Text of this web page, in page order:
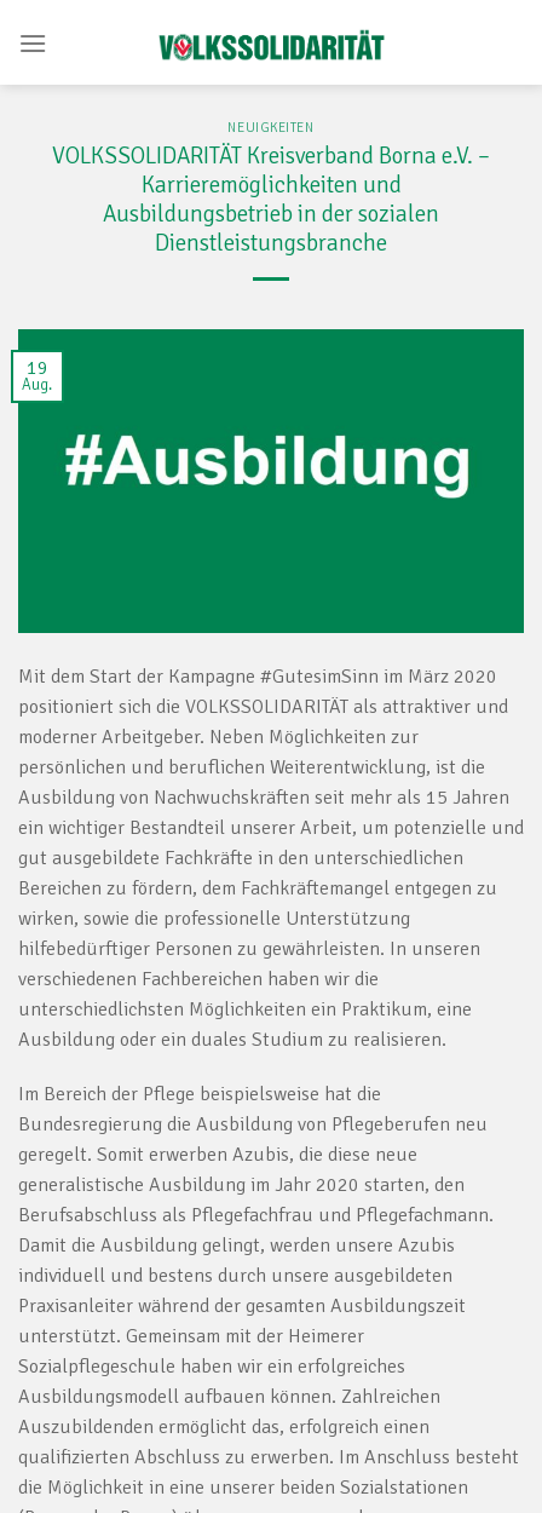
NEUIGKEITEN
VOLKSSOLIDARITÄT Kreisverband Borna e.V. –
Karrieremöglichkeiten und
Ausbildungsbetrieb in der sozialen
Dienstleistungsbranche
19
Aug.
Mit dem Start der Kampagne #GutesimSinn im März 2020
positioniert sich die VOLKSSOLIDARITÄT als attraktiver und
moderner Arbeitgeber. Neben Möglichkeiten zur
persönlichen und beruflichen Weiterentwicklung, ist die
Ausbildung von Nachwuchskräften seit mehr als 15 Jahren
ein wichtiger Bestandteil unserer Arbeit, um potenzielle und
gut ausgebildete Fachkräfte in den unterschiedlichen
Bereichen zu fördern, dem Fachkräftemangel entgegen zu
wirken, sowie die professionelle Unterstützung
hilfebedürftiger Personen zu gewährleisten. In unseren
verschiedenen Fachbereichen haben wir die
unterschiedlichsten Möglichkeiten ein Praktikum, eine
Ausbildung oder ein duales Studium zu realisieren.
Im Bereich der Pflege beispielsweise hat die
Bundesregierung die Ausbildung von Pflegeberufen neu
geregelt. Somit erwerben Azubis, die diese neue
generalistische Ausbildung im Jahr 2020 starten, den
Berufsabschluss als Pflegefachfrau und Pflegefachmann.
Damit die Ausbildung gelingt, werden unsere Azubis
individuell und bestens durch unsere ausgebildeten
Praxisanleiter während der gesamten Ausbildungszeit
unterstützt. Gemeinsam mit der Heimerer
Sozialpflegeschule haben wir ein erfolgreiches
Ausbildungsmodell aufbauen können. Zahlreichen
Auszubildenden ermöglicht das, erfolgreich einen
qualifizierten Abschluss zu erwerben. Im Anschluss besteht
die Möglichkeit in eine unserer beiden Sozialstationen